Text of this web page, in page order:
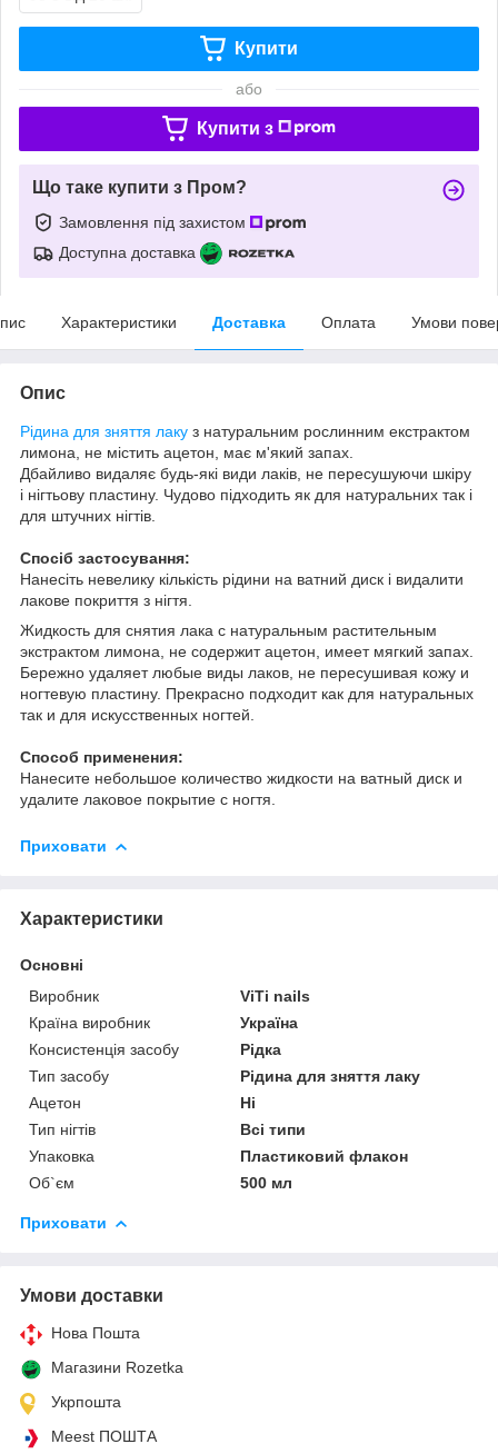
Купити
або
Купити з
Що таке купити з Пром?
Замовлення під захистом
Доступна доставка
Характеристики Доставка Оплата Умови
Опис
Рідина для зняття лаку з натуральним рослинним екстрактом
лимона, не містить ацетон, має м'який запах.
Дбайливо видаляє будь-які види лаків, не пересушуючи шкіру
і нігтьову пластину. Чудово підходить як для натуральних так і
для штучних нігтів.
Спосіб застосування:
Нанесіть невелику кількість рідини на ватний диск і видалити
лакове покриття з нігтя.
Жидкость для снятия лака с натуральным растительным
экстрактом лимона, не содержит ацетон, имеет мягкий запах.
Бережно удаляет любые виды лаков, не пересушивая кожу и
ногтевую пластину. Прекрасно подходит как для натуральных
так и для искусственных ногтей.
Способ применения:
Нанесите небольшое количество жидкости на ватный диск и
удалите лаковое покрытие с ногтя.
Приховати
Характеристики
Основні
Виробник
ViTi nails
Країна виробник
Україна
Консистенція засобу
Рідка
Тип засобу
Рідина для зняття лаку
Ацетон
Ні
Тип нігтів
Всі типи
Упаковка
Пластиковий флакон
Об`єм
500 мл
Приховати
Умови доставки
Нова Пошта
Магазини Rozetka
Укрпошта
Meest ПОШТА